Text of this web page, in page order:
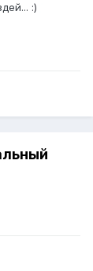
:)